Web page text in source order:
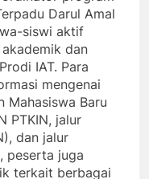
Darul Amal
siswi aktif
dan
IAT. Para
mengenai
Mahasiswa Baru
PTKIN, jalur
dan jalur
peserta juga
terkait berbagai